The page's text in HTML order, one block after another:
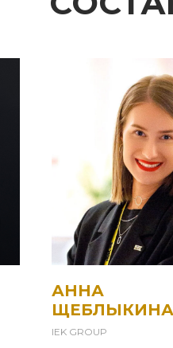
АННА
ЩЕБЛЫКИНА
IEK GROUP